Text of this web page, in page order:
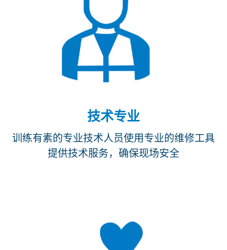
技术专业
训练有素的专业技术人员使用专业的维修工具
提供技术服务，确保现场安全